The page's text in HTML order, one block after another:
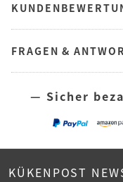
FRAGEN &
— Sicher
KÜKENPOST